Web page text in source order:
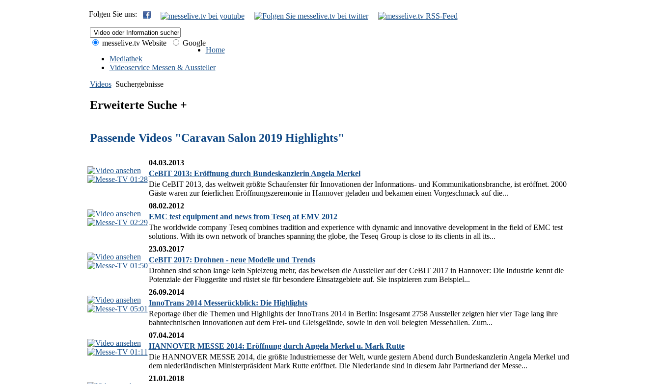
Folgen Sie uns:
messelive.tv Website
Google
Home
Mediathek
Videoservice Messen & Aussteller
Videos Suchergebnisse
Erweiterte Suche +
Passende Videos "Caravan Salon 2019 Highlights"
01:28
04.03.2013
CeBIT 2013: Eröffnung durch Bundeskanzlerin Angela Merkel
Die CeBIT 2013, das weltweit größte Schaufenster für Innovationen der Informations- und Kommunikationsbranche, ist eröffnet. 2000
Gäste waren zur feierlichen Eröffnungszeremonie in Hannover geladen und bekamen einen Vorgeschmack auf die...
02:29
08.02.2012
EMC test equipment and news from Teseq at EMV 2012
The worldwide company Teseq combines tradition and experience with dynamic and innovative development in the field of EMC test
solutions. With its own network of branches spanning the globe, the Teseq Group is close to its clients in all its...
01:50
23.03.2017
CeBIT 2017: Drohnen - neue Modelle und Trends
Drohnen sind schon lange kein Spielzeug mehr, das beweisen die Aussteller auf der CeBIT 2017 in Hannover: Die Industrie kennt die
Potenziale der Fluggeräte und rüstet sie für besondere Einsatzgebiete auf. Sie inspizieren zum Beispiel...
05:01
26.09.2014
InnoTrans 2014 Messerückblick: Die Highlights
Reportage über die Themen und Highlights der InnoTrans 2014 in Berlin: Insgesamt 2758 Aussteller zeigten hier vier Tage lang ihre
bahntechnischen Innovationen auf dem Frei- und Gleisgelände, sowie in den voll belegten Messehallen. Zum...
01:11
07.04.2014
HANNOVER MESSE 2014: Eröffnung durch Angela Merkel u. Mark Rutte
Die HANNOVER MESSE 2014, die größte Industriemesse der Welt, wurde gestern Abend durch Bundeskanzlerin Angela Merkel und
dem niederländischen Ministerpräsident Mark Rutte eröffnet. Die Niederlande sind in diesem Jahr Partnerland der Messe...
21.01.2018